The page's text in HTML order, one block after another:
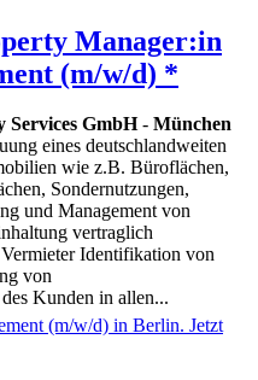
Manager:in
(m/w/d) *
GmbH- München
eines deutschlandweiten
wie z.B. Büroflächen,
Sondernutzungen,
und Management von
vertraglich
Identifikation von
von
Kunden in allen...